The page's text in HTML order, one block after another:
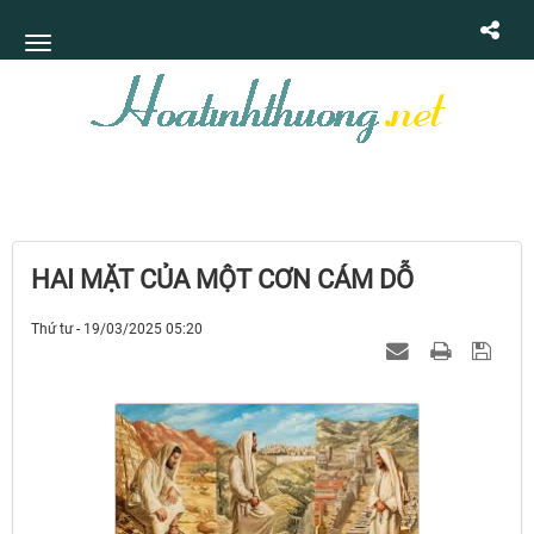
HAI MẶT CỦA MỘT CƠN CÁM DỖ
Thứ tư - 19/03/2025 05:20